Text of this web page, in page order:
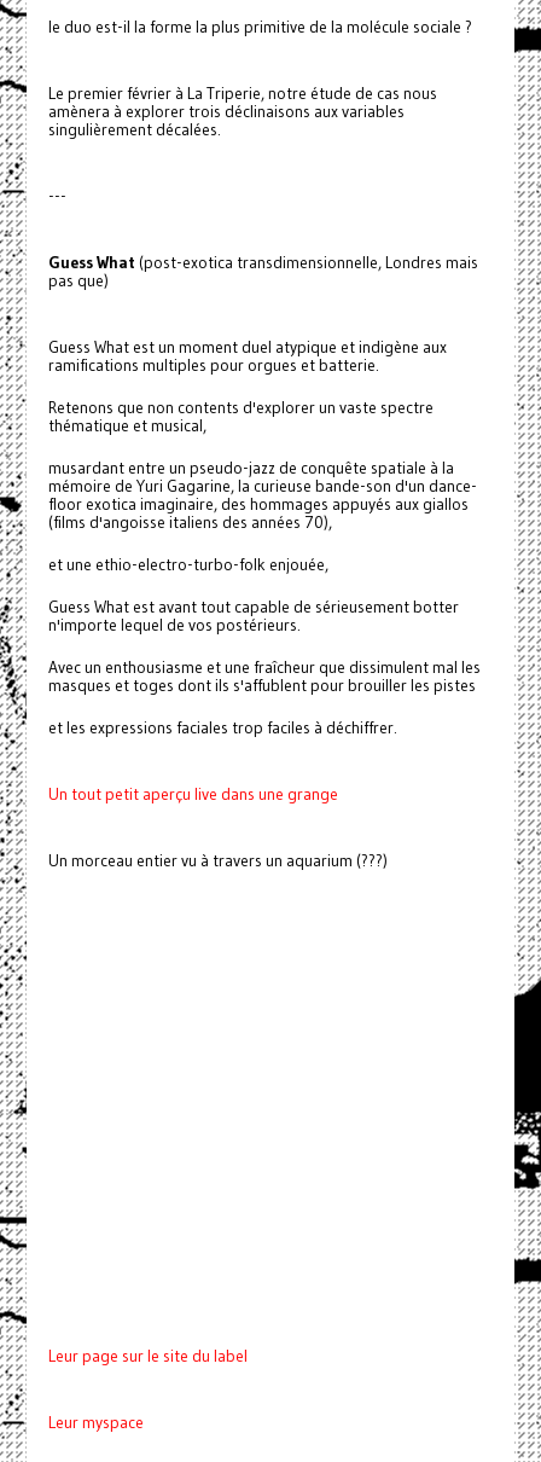
le duo est-il la forme la plus primitive de la molécule sociale ?
Le premier février à La Triperie, notre étude de cas nous
amènera à explorer trois déclinaisons aux variables
singulièrement décalées.
---
Guess What (post-exotica transdimensionnelle, Londres mais
pas que)
Guess What est un moment duel atypique et indigène aux
ramifications multiples pour orgues et batterie.
Retenons que non contents d'explorer un vaste spectre
thématique et musical,
musardant entre un pseudo-jazz de conquête spatiale à la
mémoire de Yuri Gagarine, la curieuse bande-son d'un dance-
floor exotica imaginaire, des hommages appuyés aux giallos
(films d'angoisse italiens des années 70),
et une ethio-electro-turbo-folk enjouée,
Guess What est avant tout capable de sérieusement botter
n'importe lequel de vos postérieurs.
Avec un enthousiasme et une fraîcheur que dissimulent mal les
masques et toges dont ils s'affublent pour brouiller les pistes
et les expressions faciales trop faciles à déchiffrer.
Un tout petit aperçu live dans une grange
Un morceau entier vu à travers un aquarium (???)
Leur page sur le site du label
Leur myspace